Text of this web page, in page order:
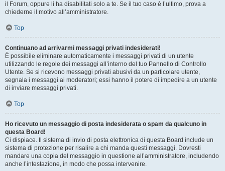
il Forum, oppure li ha disabilitati solo a te. Se il tuo caso è l’ultimo, prova a
chiederne il motivo all’amministratore.
Top
Continuano ad arrivarmi messaggi privati indesiderati!
È possibile eliminare automaticamente i messaggi privati ​​di un utente
utilizzando le regole dei messaggi all’interno del tuo Pannello di Controllo
Utente. Se si ricevono messaggi privati ​​abusivi da un particolare utente,
segnala i messaggi ai moderatori; essi hanno il potere di impedire a un utente
di inviare messaggi privati​​.
Top
Ho ricevuto un messaggio di posta indesiderata o spam da qualcuno in
questa Board!
Ci dispiace. Il sistema di invio di posta elettronica di questa Board include un
sistema di protezione per risalire a chi manda questi messaggi. Dovresti
mandare una copia del messaggio in questione all’amministratore, includendo
anche l’intestazione, in modo che possa intervenire.